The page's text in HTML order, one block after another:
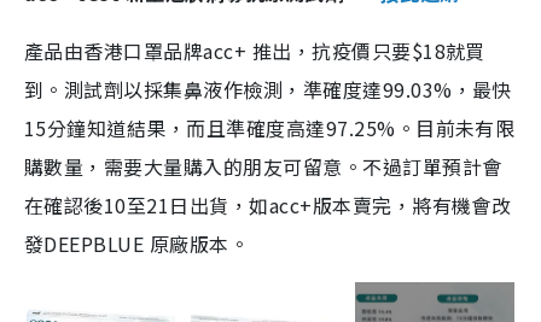
產品由香港口罩品牌acc+ 推出，抗疫價只要$18就買
到。測試劑以採集鼻液作檢測，準確度達99.03%，最快
15分鐘知道結果，而且準確度高達97.25%。目前未有限
購數量，需要大量購入的朋友可留意。不過訂單預計會
在確認後10至21日出貨，如acc+版本賣完，將有機會改
發DEEPBLUE 原廠版本。